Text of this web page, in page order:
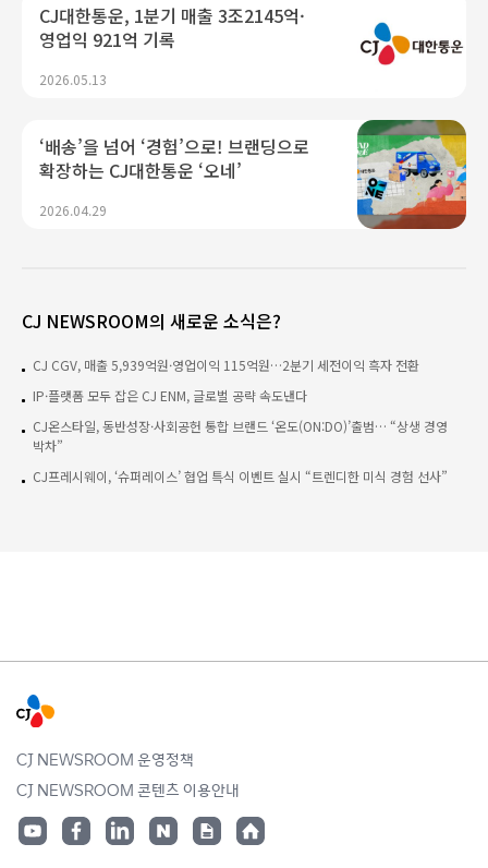
CJ대한통운, 1분기 매출 3조2145억·
영업익 921억 기록
2026.05.13
‘배송’을 넘어 ‘경험’으로! 브랜딩으로
확장하는 CJ대한통운 ‘오네’
2026.04.29
CJ NEWSROOM의 새로운 소식은?
CJ CGV, 매출 5,939억원·영업이익 115억원…2분기 세전이익 흑자 전환
IP·플랫폼 모두 잡은 CJ ENM, 글로벌 공략 속도낸다
CJ온스타일, 동반성장·사회공헌 통합 브랜드 ‘온도(ON:DO)’출범… “상생 경영
박차”
CJ프레시웨이, ‘슈퍼레이스’ 협업 특식 이벤트 실시 “트렌디한 미식 경험 선사”
CJ NEWSROOM 운영정책
CJ NEWSROOM 콘텐츠 이용안내